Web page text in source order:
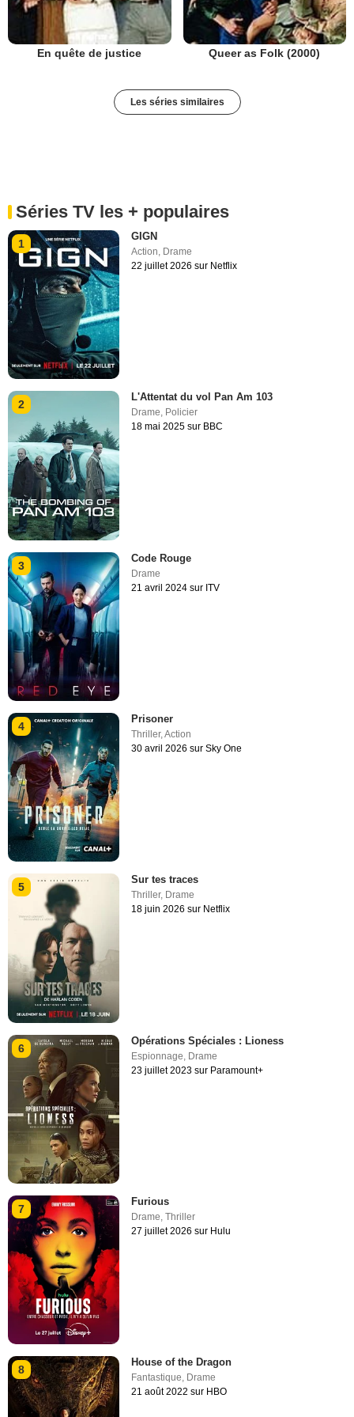
En quête de justice Queer as Folk (2000)
Les séries similaires
Séries TV les + populaires
1
GIGN
Action, Drame
22 juillet 2026 sur Netflix
2
L'Attentat du vol Pan Am 103
Drame, Policier
18 mai 2025 sur BBC
3
Code Rouge
Drame
21 avril 2024 sur ITV
4
Prisoner
Thriller,Action
30 avril 2026 sur Sky One
5
Sur tes traces
Thriller, Drame
18 juin 2026 sur Netflix
6
Opérations Spéciales : Lioness
Espionnage Drame
23 juillet 2023 sur Paramount+
7
Furious
Drame,Thriller
27 juillet 2026 sur Hulu
8
House of the Dragon
Fantastique, Drame
21 août 2022 sur HBO